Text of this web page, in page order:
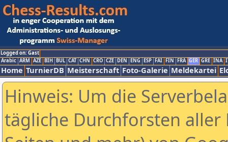
Logged on: Gast
Arabic ARM AZE BIH BUL CAT CHN CRO CZE DEN ENG ESP FAI FIN FRA GER GRE INA
Home TurnierDB Meisterschaft Foto-Galerie Meldekartei
Hinweis: Um die
tägliche Durchforsten aller